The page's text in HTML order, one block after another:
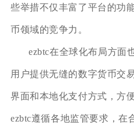
些举措不仅丰富了平台的功
币领域的竞争力。
ezbtc在全球化布局方面
用户提供无缝的数字货币交
界面和本地化支付方式，方
ezbtc遵循各地监管要求，在